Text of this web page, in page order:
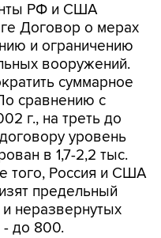
РФ и США
Договор о мерах
и ограничению
вооружений.
суммарное
сравнению с
г., на треть до
уровень
в 1,7-2,2 тыс.
того, Россия и США
предельный
неразвернутых
- до 800.